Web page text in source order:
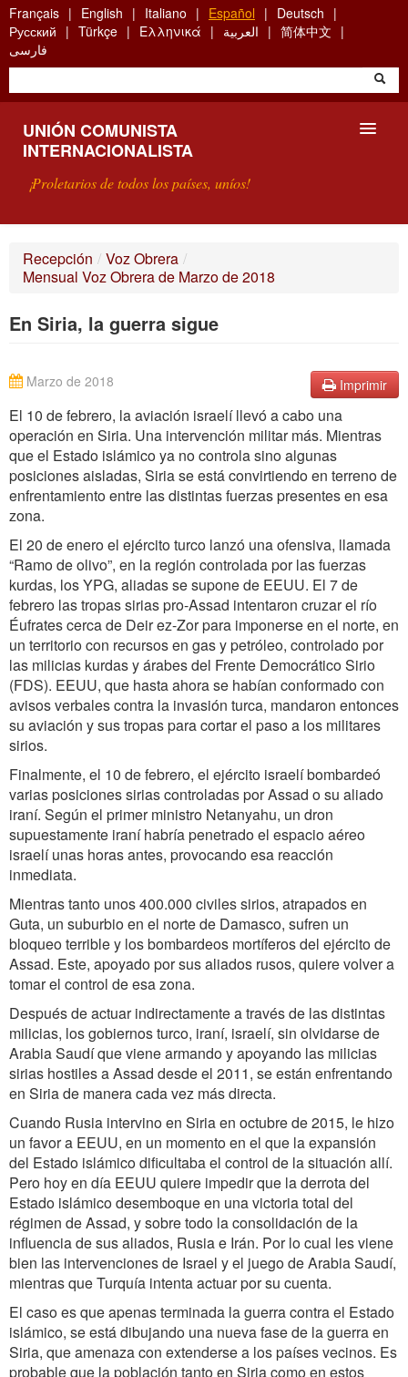
Skip
to
main
content
Français English Italiano Español
Deutsch
Русский
Türkçe Ελληνικά العربية
简体中文
فارسی
UNIÓN COMUNISTA
INTERNACIONALISTA
¡Proletarios de todos los países, uníos!
¿QUÉ ES LA UCI?
BÚSQUEDA
Recepción / Voz Obrera /
Mensual Voz Obrera de Marzo de 2018
En Siria, la guerra sigue
Imprimir
Marzo de 2018
El 10 de febrero, la aviación israelí llevó a cabo una
operación en Siria. Una intervención militar más. Mientras
que el Estado islámico ya no controla sino algunas
posiciones aisladas, Siria se está convirtiendo en terreno de
enfrentamiento entre las distintas fuerzas presentes en esa
zona.
El 20 de enero el ejército turco lanzó una ofensiva, llamada
“Ramo de olivo”, en la región controlada por las fuerzas
kurdas, los YPG, aliadas se supone de EEUU. El 7 de
febrero las tropas sirias pro-Assad intentaron cruzar el río
Éufrates cerca de Deir ez-Zor para imponerse en el norte, en
un territorio con recursos en gas y petróleo, controlado por
las milicias kurdas y árabes del Frente Democrático Sirio
(FDS). EEUU, que hasta ahora se habían conformado con
avisos verbales contra la invasión turca, mandaron entonces
su aviación y sus tropas para cortar el paso a los militares
sirios.
Finalmente, el 10 de febrero, el ejército israelí bombardeó
varias posiciones sirias controladas por Assad o su aliado
iraní. Según el primer ministro Netanyahu, un dron
supuestamente iraní habría penetrado el espacio aéreo
israelí unas horas antes, provocando esa reacción
inmediata.
Mientras tanto unos 400.000 civiles sirios, atrapados en
Guta, un suburbio en el norte de Damasco, sufren un
bloqueo terrible y los bombardeos mortíferos del ejército de
Assad. Este, apoyado por sus aliados rusos, quiere volver a
tomar el control de esa zona.
Después de actuar indirectamente a través de las distintas
milicias, los gobiernos turco, iraní, israelí, sin olvidarse de
Arabia Saudí que viene armando y apoyando las milicias
sirias hostiles a Assad desde el 2011, se están enfrentando
en Siria de manera cada vez más directa.
Cuando Rusia intervino en Siria en octubre de 2015, le hizo
un favor a EEUU, en un momento en el que la expansión
del Estado islámico dificultaba el control de la situación allí.
Pero hoy en día EEUU quiere impedir que la derrota del
Estado islámico desemboque en una victoria total del
régimen de Assad, y sobre todo la consolidación de la
influencia de sus aliados, Rusia e Irán. Por lo cual les viene
bien las intervenciones de Israel y el juego de Arabia Saudí,
mientras que Turquía intenta actuar por su cuenta.
El caso es que apenas terminada la guerra contra el Estado
islámico, se está dibujando una nueva fase de la guerra en
Siria, que amenaza con extenderse a los países vecinos. Es
probable que la población tanto en Siria como en estos